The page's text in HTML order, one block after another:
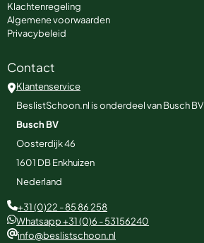
Klachtenregeling
Algemene voorwaarden
Privacybeleid
Contact
Klantenservice
BeslistSchoon.nl is onderdeel van Busch BV
Busch BV
Oosterdijk 46
1601 DBEnkhuizen
Nederland
+31 (0)22 - 85 86 258
Whatsapp +31 (0)6 - 53156240
info@beslistschoon.nl